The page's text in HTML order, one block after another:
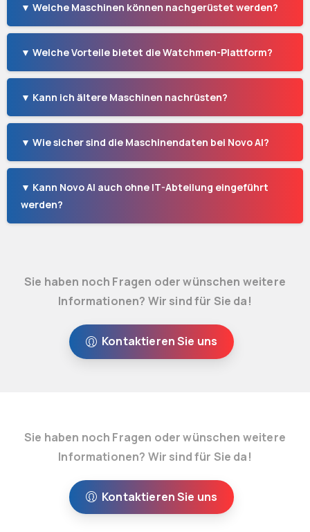
▼ Welche Maschinen können nachgerüstet werden?
▼ Welche Vorteile bietet die Watchmen-Plattform?
▼ Kann ich ältere Maschinen nachrüsten?
▼ Wie sicher sind die Maschinendaten bei Novo AI?
▼ Kann Novo AI auch ohne IT-Abteilung eingeführt
werden?
Sie haben noch Fragen oder wünschen weitere
Informationen? Wir sind für Sie da!
Kontaktieren Sie uns
Sie haben noch Fragen oder wünschen weitere
Informationen? Wir sind für Sie da!
Kontaktieren Sie uns